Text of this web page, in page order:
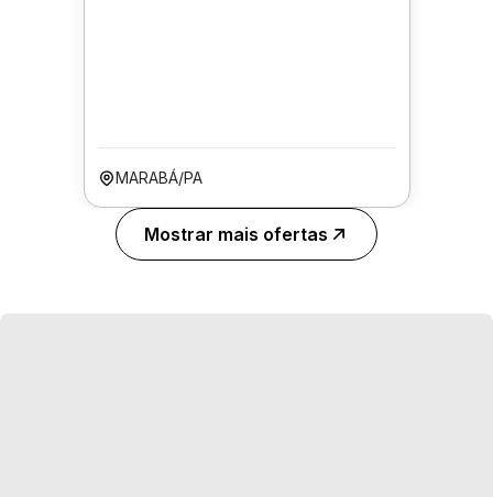
MARABÁ/PA
Mostrar mais ofertas